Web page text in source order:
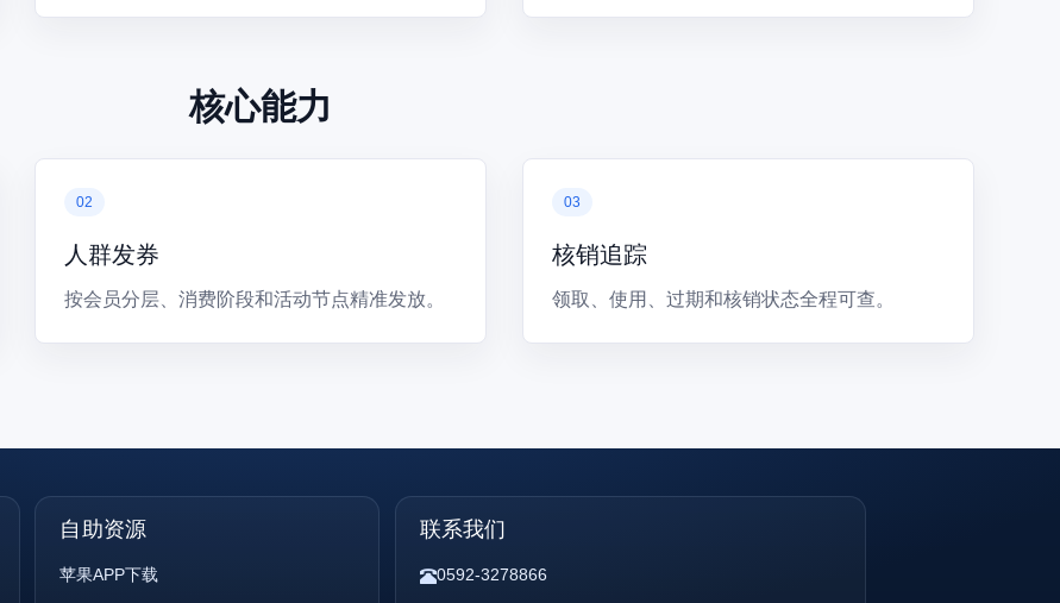
核心能力
人群发券
按会员分层、消费阶段和活动节点精准发放。
核销追踪
领取、使用、过期和核销状态全程可查。
自助资源
苹果APP下载
联系我们
0592-3278866